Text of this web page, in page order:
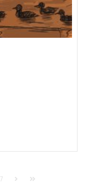
7